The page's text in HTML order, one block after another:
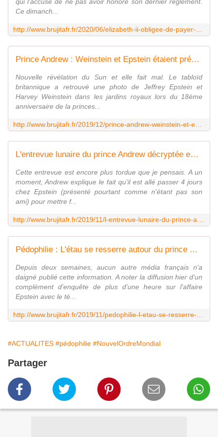
Ce dimanch...
Prince Andrew : Weinstein et Epstein étaient présents au 18ème anniversaire de sa fille Beatrice - MOINS de BIENS PLUS de LIENS
Nouvelle révélation du Sun et elle fait mal. Le tabloïd
britannique a retrouvé une photo de Jeffrey Epstein et
Harvey Weinstein dans les jardins royaux lors du 18ème
anniversaire de la princes...
L'entrevue lunaire du prince Andrew décryptée en français + Réseau pédophile Clinton/Podesta : le langage codé déchiffré - MOINS de BIENS PLUS de LIENS
Cette entrevue est encore plus tordue que je pensais. A un
moment, Andrew explique le fait qu'il est allé passer 4 jours
chez Epstein (présenté pourtant comme n'étant pas son
ami) pour mettre f...
Pédophilie : L'étau se resserre autour du prince Andrew - MOINS de BIENS PLUS de LIENS
Depuis deux semaines, aucun autre média français n'a
daigné publié cette information. A noter la diffusion hier d'un
complément d'enquête de plus d'une heure sur l'affaire
Epstein avec le té...
#ACTUALITES #pédophilie #NouvelOrdreMondial
Partager